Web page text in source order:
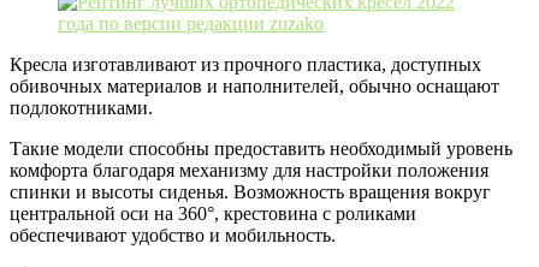
Кресла изготавливают из прочного пластика, доступных
обивочных материалов и наполнителей, обычно оснащают
подлокотниками.
Такие модели способны предоставить необходимый уровень
комфорта благодаря механизму для настройки положения
спинки и высоты сиденья. Возможность вращения вокруг
центральной оси на 360°, крестовина с роликами
обеспечивают удобство и мобильность.